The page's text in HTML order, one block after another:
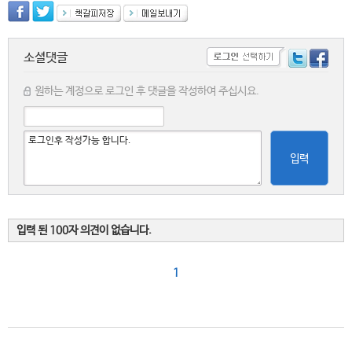
소셜댓글
원하는 계정으로 로그인 후 댓글을 작성하여 주십시요.
입력
입력 된 100자 의견이 없습니다.
1